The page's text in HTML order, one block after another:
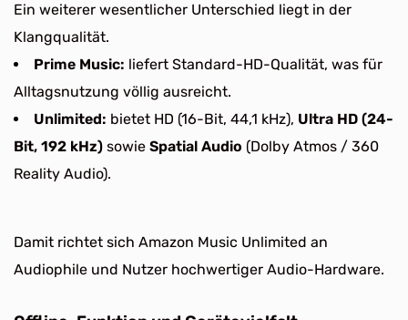
Ein weiterer wesentlicher Unterschied liegt in der
Klangqualität.
Prime Music: liefert Standard-HD-Qualität, was für
Alltagsnutzung völlig ausreicht.
Unlimited: bietet HD (16-Bit, 44,1 kHz), Ultra HD (24-
Bit, 192 kHz) sowie Spatial Audio (Dolby Atmos / 360
Reality Audio).
Damit richtet sich Amazon Music Unlimited an
Audiophile und Nutzer hochwertiger Audio-Hardware.